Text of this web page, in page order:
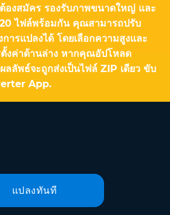
องสมัคร รองรับภาพขนาดใหญ่ และ
ไฟล์พร้อมกัน คุณสามารถปรับ
ารแปลงได้ โดยเลือกความสูงและ
ตั้งค่าด้านล่าง หากคุณอัปโหลด
ลลัพธ์จะถูกส่งเป็นไฟล์ ZIP เดียว ขับ
App.
แปลงทันที